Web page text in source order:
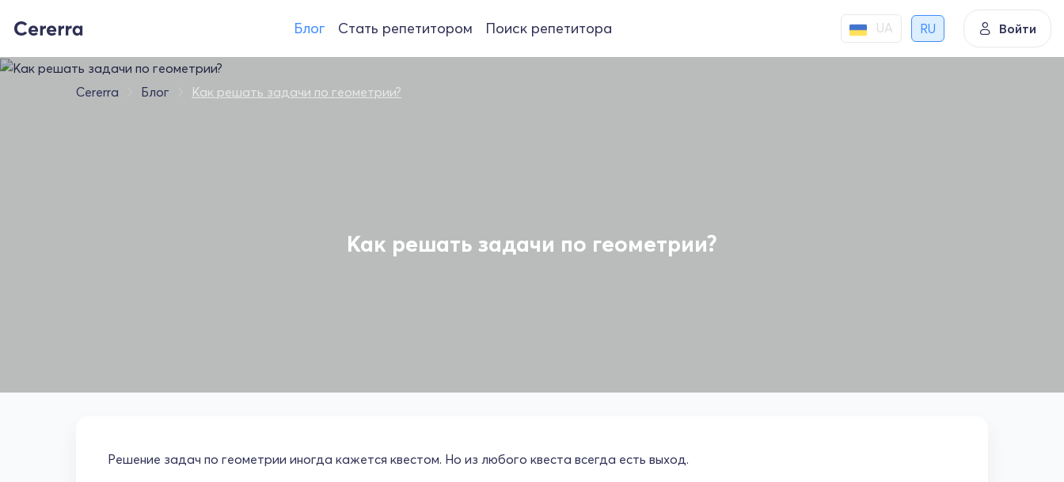
Блог Стать репетитором Поиск репетитора UA RU Войти
Cererra Блог Как решать задачи по геометрии?
Как решать задачи по геометрии?
Решение задач по геометрии иногда кажется квестом. Но из любого квеста всегда есть выход.